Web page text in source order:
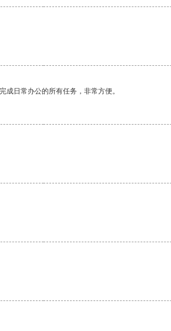
日常办公的所有任务，非常方便。